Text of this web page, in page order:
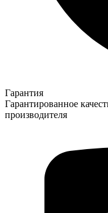
Гарантия
Гарантированное
производителя